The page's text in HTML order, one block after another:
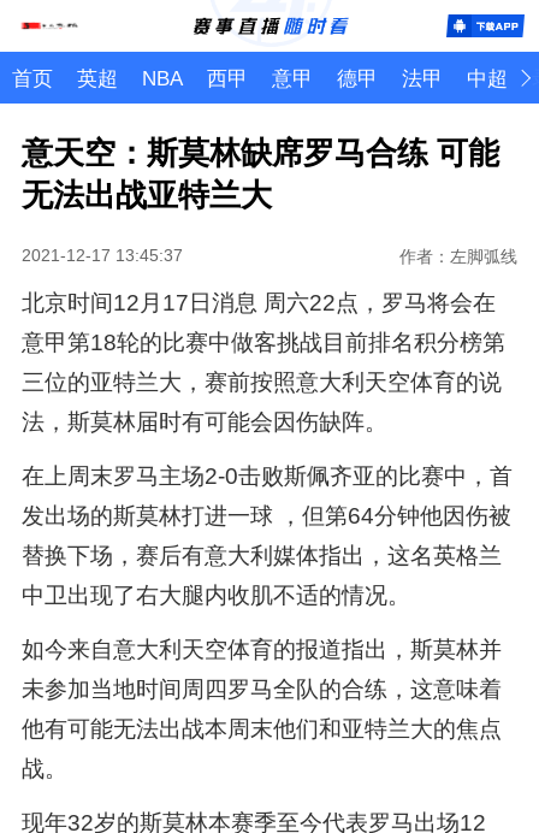
首页 英超 NBA 西甲 意甲 德甲 法甲 中超
意天空：斯莫林缺席罗马合练 可能
无法出战亚特兰大
2021-12-17 13:45:37 作者：左脚弧线
北京时间12月17日消息 周六22点，罗马将会在
意甲第18轮的比赛中做客挑战目前排名积分榜第
三位的亚特兰大，赛前按照意大利天空体育的说
法，斯莫林届时有可能会因伤缺阵。
在上周末罗马主场2-0击败斯佩齐亚的比赛中，首
发出场的斯莫林打进一球 ，但第64分钟他因伤被
替换下场，赛后有意大利媒体指出，这名英格兰
中卫出现了右大腿内收肌不适的情况。
如今来自意大利天空体育的报道指出，斯莫林并
未参加当地时间周四罗马全队的合练，这意味着
他有可能无法出战本周末他们和亚特兰大的焦点
战。
现年32岁的斯莫林本赛季至今代表罗马出场12